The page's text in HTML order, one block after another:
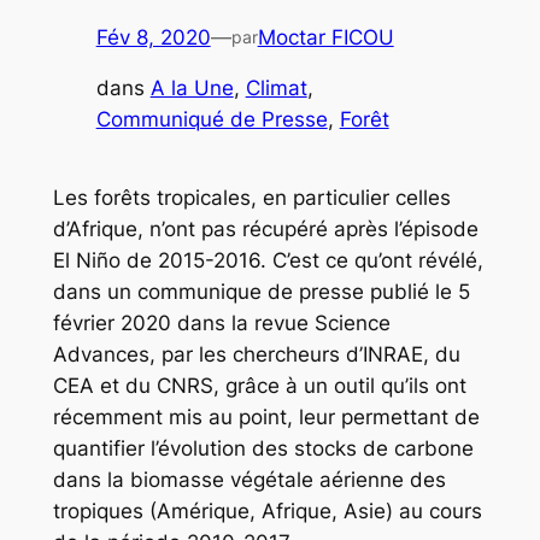
Fév 8, 2020—parMoctar FICOU
dans A la Une, Climat
Communiqué de Presse, Forêt
Les forêts tropicales, en particulier celles
d’Afrique, n’ont pas récupéré après l’épisode
El Niño de 2015-2016. C’est ce qu’ont révélé,
dans un communique de presse publié le 5
février 2020 dans la revue Science
Advances, par les chercheurs d’INRAE, du
CEA et du CNRS, grâce à un outil qu’ils ont
récemment mis au point, leur permettant de
quantifier l’évolution des stocks de carbone
dans la biomasse végétale aérienne des
tropiques (Amérique, Afrique, Asie) au cours